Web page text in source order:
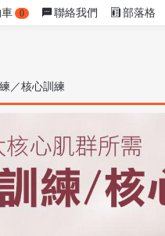
0 聯絡我們 部落格
／核心訓練